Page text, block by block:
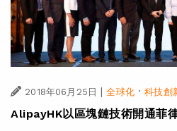
2018年06月25日 | 全球化·科技創
AlipayHK以區塊鏈技術開通菲